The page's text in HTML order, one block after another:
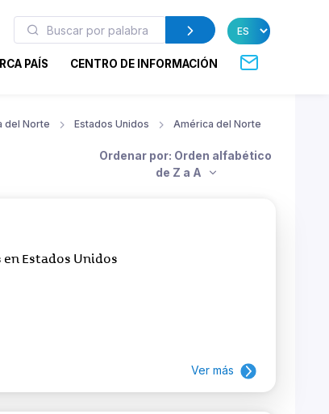
PAÍS CENTRO DE INFORMACIÓN
del Norte Estados Unidos América del Norte
Ordenar por: Orden alfabético
de Z a A
Estados Unidos
Ver más